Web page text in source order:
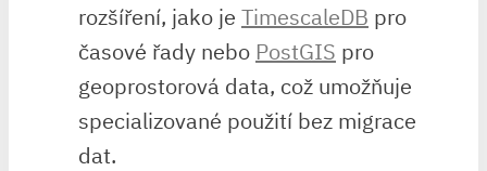
rozšíření, jako je TimescaleDB pro
časové řady nebo PostGIS pro
geoprostorová data, což umožňuje
specializované použití bez migrace
dat.